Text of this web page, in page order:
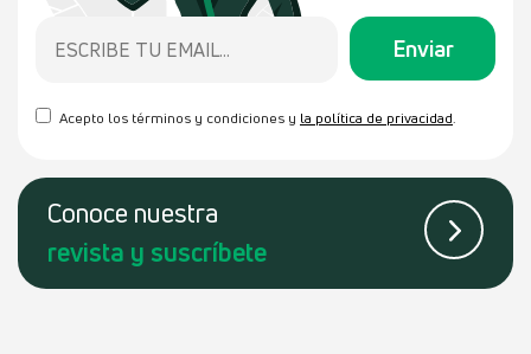
Acepto los términos y condiciones y la política de privacidad.
Conoce nuestra
revista y suscríbete